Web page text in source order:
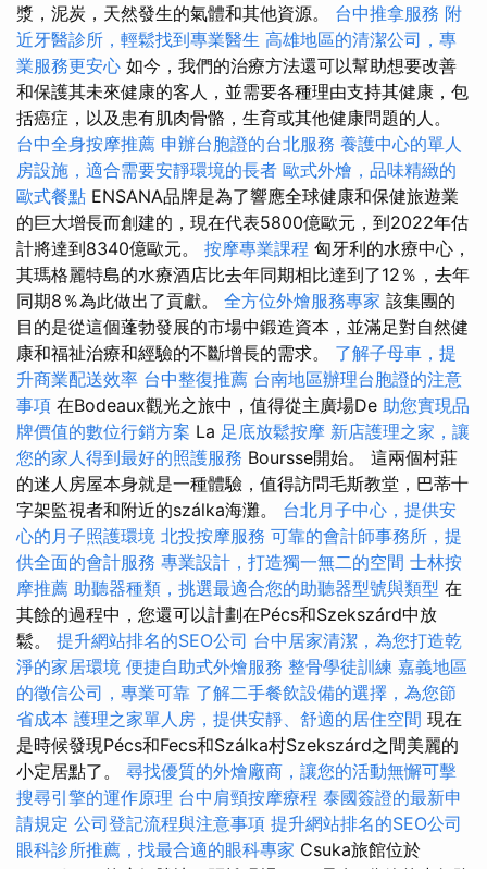
漿，泥炭，天然發生的氣體和其他資源。 台中推拿服務 附
近牙醫診所，輕鬆找到專業醫生 高雄地區的清潔公司，專
業服務更安心 如今，我們的治療方法還可以幫助想要改善
和保護其未來健康的客人，並需要各種理由支持其健康，包
括癌症，以及患有肌肉骨骼，生育或其他健康問題的人。
台中全身按摩推薦 申辦台胞證的台北服務 養護中心的單人
房設施，適合需要安靜環境的長者 歐式外燴，品味精緻的
歐式餐點 ENSANA品牌是為了響應全球健康和保健旅遊業
的巨大增長而創建的，現在代表5800億歐元，到2022年估
計將達到8340億歐元。 按摩專業課程 匈牙利的水療中心，
其瑪格麗特島的水療酒店比去年同期相比達到了12％，去年
同期8％為此做出了貢獻。 全方位外燴服務專家 該集團的
目的是從這個蓬勃發展的市場中鍛造資本，並滿足對自然健
康和福祉治療和經驗的不斷增長的需求。 了解子母車，提
升商業配送效率 台中整復推薦 台南地區辦理台胞證的注意
事項 在Bodeaux觀光之旅中，值得從主廣場De 助您實現品
牌價值的數位行銷方案 La 足底放鬆按摩 新店護理之家，讓
您的家人得到最好的照護服務 Boursse開始。 這兩個村莊
的迷人房屋本身就是一種體驗，值得訪問毛斯教堂，巴蒂十
字架監視者和附近的szálka海灘。 台北月子中心，提供安
心的月子照護環境 北投按摩服務 可靠的會計師事務所，提
供全面的會計服務 專業設計，打造獨一無二的空間 士林按
摩推薦 助聽器種類，挑選最適合您的助聽器型號與類型 在
其餘的過程中，您還可以計劃在Pécs和Szekszárd中放
鬆。 提升網站排名的SEO公司 台中居家清潔，為您打造乾
淨的家居環境 便捷自助式外燴服務 整骨學徒訓練 嘉義地區
的徵信公司，專業可靠 了解二手餐飲設備的選擇，為您節
省成本 護理之家單人房，提供安靜、舒適的居住空間 現在
是時候發現Pécs和Fecs和Szálka村Szekszárd之間美麗的
小定居點了。 尋找優質的外燴廠商，讓您的活動無懈可擊
搜尋引擎的運作原理 台中肩頸按摩療程 泰國簽證的最新申
請規定 公司登記流程與注意事項 提升網站排名的SEO公司
眼科診所推薦，找最合適的眼科專家 Csuka旅館位於